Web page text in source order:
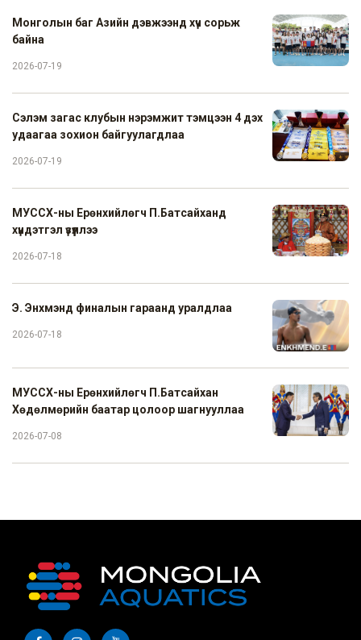
Монголын баг Азийн дэвжээнд хүч сорьж
байна
2026-07-19
Сэлэм загас клубын нэрэмжит тэмцээн 4 дэх
удаагаа зохион байгуулагдлаа
2026-07-19
МУССХ-ны Ерөнхийлөгч П.Батсайханд
хүндэтгэл үзүүллээ
2026-07-18
Э. Энхмэнд финалын гараанд уралдлаа
2026-07-18
МУССХ-ны Ерөнхийлөгч П.Батсайхан
Хөдөлмөрийн баатар цолоор шагнууллаа
2026-07-08